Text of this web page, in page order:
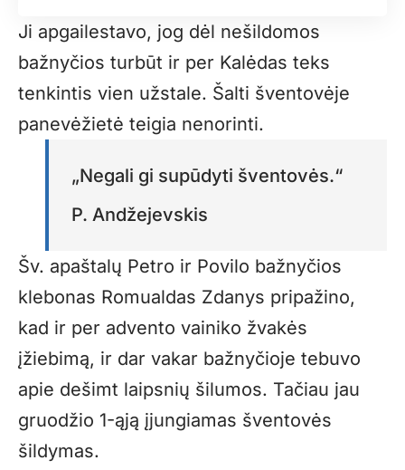
Ji apgailestavo, jog dėl nešildomos
bažnyčios turbūt ir per Kalėdas teks
tenkintis vien užstale. Šalti šventovėje
panevėžietė teigia nenorinti.
„Negali gi supūdyti šventovės.“
P. Andžejevskis
Šv. apaštalų Petro ir Povilo bažnyčios
klebonas Romualdas Zdanys pripažino,
kad ir per advento vainiko žvakės
įžiebimą, ir dar vakar bažnyčioje tebuvo
apie dešimt laipsnių šilumos. Tačiau jau
gruodžio 1-ąją įjungiamas šventovės
šildymas.